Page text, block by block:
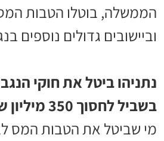
הממשלה, בוטלו הטבות
וביישובים גדולים נוספים
נתניהו ביטל את חוקי
בשביל לחסוך 350 מיליון שקל
מי שביטל את הטבות המס